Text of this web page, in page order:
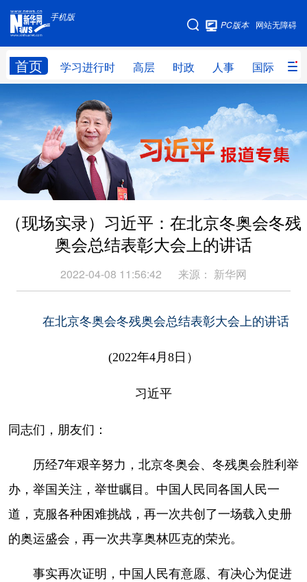
手机版
网站无障碍
PC版本
首页 学习进行时 高层 时政 人事 国际 财
手机版
网站地图
学习进行时 高层 人事
国际 财经 网评 港澳
台湾 思客智库 全球连线 教育
科技 科创 量子
文化 书画 健康 军事
视频 图片
中央文件 金融
旅游 能源
地方频道
北京 天津 河北
（现场实录）习近平：在北京冬奥会冬残
奥会总结表彰大会上的讲话
2022-04-08 11:56:42 来源： 新华网
在北京冬奥会冬残奥会总结表彰大会上的讲话
(2022年4月8日）
习近平
同志们，朋友们：
历经7年艰辛努力，北京冬奥会、冬残奥会胜利举
办，举国关注，举世瞩目。中国人民同各国人民一
道，克服各种困难挑战，再一次共创了一场载入史册
的奥运盛会，再一次共享奥林匹克的荣光。
事实再次证明，中国人民有意愿、有决心为促进